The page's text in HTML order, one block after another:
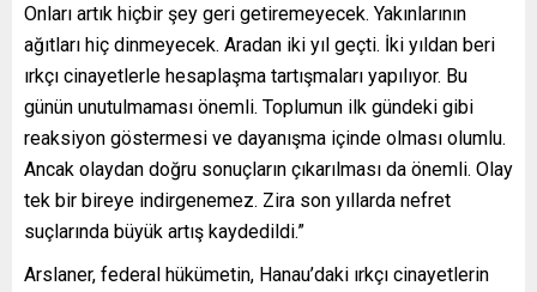
Onları artık hiçbir şey geri getiremeyecek. Yakınlarının
ağıtları hiç dinmeyecek. Aradan iki yıl geçti. İki yıldan beri
ırkçı cinayetlerle hesaplaşma tartışmaları yapılıyor. Bu
günün unutulmaması önemli. Toplumun ilk gündeki gibi
reaksiyon göstermesi ve dayanışma içinde olması olumlu.
Ancak olaydan doğru sonuçların çıkarılması da önemli. Olay
tek bir bireye indirgenemez. Zira son yıllarda nefret
suçlarında büyük artış kaydedildi.”
Arslaner, federal hükümetin, Hanau’daki ırkçı cinayetlerin